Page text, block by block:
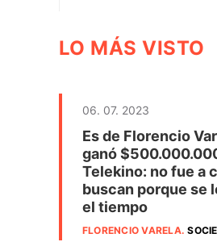
LO MÁS VISTO
06. 07. 2023
Es de Florencio
ganó
Telekino: no fue a
buscan porque se
el tiempo
FLORENCIO VARELA.